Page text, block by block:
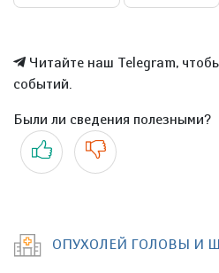
Читайте наш Telegram,
событий.
Были ли сведения полезными?
Да Нет
ОПУХОЛЕЙ ГОЛОВЫ И